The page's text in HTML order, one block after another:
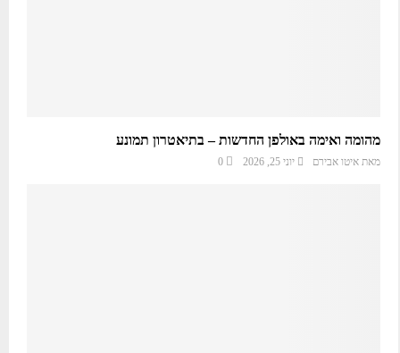
מהומה ואימה באולפן החדשות – בתיאטרון תמונע
מאת איטו אבירם יוני 25, 2026 0